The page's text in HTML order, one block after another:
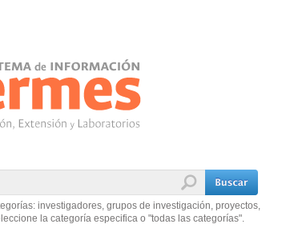
investigadores, grupos de investigación, proyectos,
la categoría especifica o "todas las categorías".